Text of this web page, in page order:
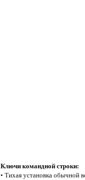
Ключи командной строки:
• Тихая установка обычной